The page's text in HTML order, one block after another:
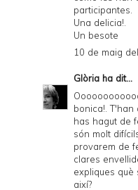
participantes.
Una delicia!.
Un besote
10 de maig
Glòria ha dit...
bonica!. T'han
has hagut de
són molt
provarem de
clares
expliques què
així?